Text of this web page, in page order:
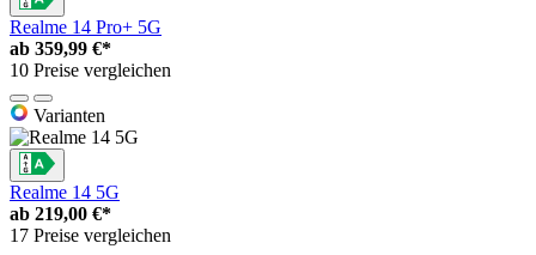
Realme 14 Pro+ 5G
ab 359,99 €*
10 Preise vergleichen
Varianten
Realme 14 5G
ab 219,00 €*
17 Preise vergleichen